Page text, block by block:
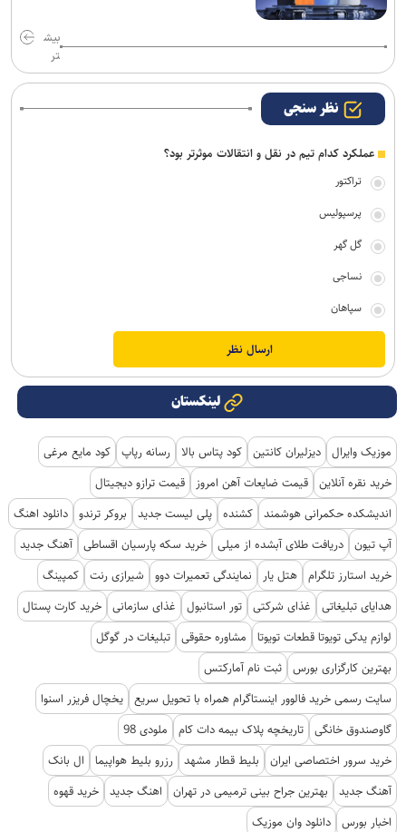
بیش
تر
نظر سنجی
عملکرد کدام تیم در نقل و انتقالات موثرتر بود؟
تراکتور
پرسپولیس
گل گهر
نساجی
سپاهان
لینکستان
موزیک وایرال دیزلیران کانتین کود پتاس بالا رسانه رپاپ کود مایع مرغی
خرید نقره آنلاین قیمت ضایعات آهن امروز
قیمت ترازو دیجیتال
اندیشکده حکمرانی هوشمند کشنده پلی لیست جدید بروکر ترندو دانلود اهنگ
آپ تیون دریافت طلای آبشده از میلی خرید سکه پارسیان اقساطی آهنگ جدید
خرید استارز تلگرام هتل یار نمایندگی تعمیرات دوو شیرازی رنت کمپینگ
هدایای تبلیغاتی
غذای شرکتی تور استانبول غذای سازمانی خرید کارت پستال
لوازم یدکی تویوتا قطعات تویوتا
مشاوره حقوقی تبلیغات در گوگل
بهترین کارگزاری بورس ثبت نام آمارکتس
سایت رسمی خرید فالوور اینستاگرام همراه با تحویل سریع یخچال فریزر اسنوا
گاوصندوق خانگی تاریخچه پلاک بیمه دات کام
ملودی 98
خرید سرور اختصاصی ایران
بلیط قطار مشهد رزرو بلیط هواپیما
ال بانک
آهنگ جدید
بهترین جراح بینی ترمیمی در تهران اهنگ جدید خرید قهوه
اخبار بورس دانلود وان موزیک